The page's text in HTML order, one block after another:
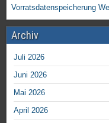
Vorratsdatenspeicherung
Archiv
Juli 2026
Juni 2026
Mai 2026
April 2026